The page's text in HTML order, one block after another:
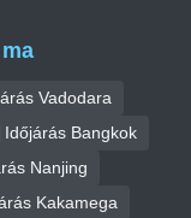
Vadodara
Bangkok
Nanjing
Kakamega